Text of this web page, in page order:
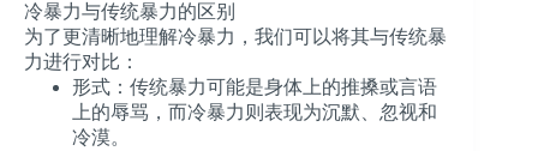
冷暴力与传统暴力的区别
为了更清晰地理解冷暴力，我们可以将其与传统暴
力进行对比：
形式 ：传统暴力可能是身体上的推搡或言语
上的辱骂，而冷暴力则表现为沉默、忽视和
冷漠。